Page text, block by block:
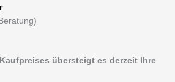
übersteigt es derzeit Ihre